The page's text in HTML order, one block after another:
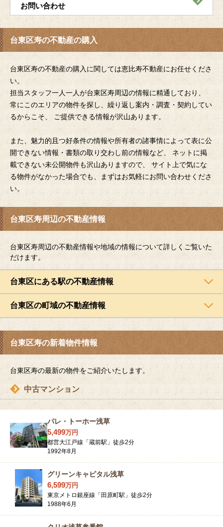
お問い合わせ
台東区寿の不動産の購入
台東区寿の不動産の購入に関しては恵比寿不動産にお任せくださ
い。
担当スタッフ一人一人が台東区寿周辺の情報に精通しており、
常にこのエリアの物件を探し、繰り返し案内・調査・契約してい
るからこそ、 ご提供できる情報が沢山あります。
また、魅力的且つ好条件の情報や所有者の諸事情によって表に公
開できない情報・書類の取り交わし前の情報など、 ネットに掲
載できない未公開物件も沢山ありますので、 サイト上で気にな
る物件がなかった場合でも、まずはお気軽にお問い合わせくださ
い。
台東区寿周辺の不動産情報
台東区寿周辺の不動産情報や地域の情報について詳しくご覧いた
だけます。
台東区にある駅の不動産情報
台東区の町域の不動産情報
台東区寿の新着物件情報
台東区寿の最新の物件をご紹介いたします。
中古マンション
パレ・トーホー浅草
5,499万円
都営大江戸線「蔵前駅」徒歩2分
1992年8月
グリーンキャピタル浅草
6,599万円
東京メトロ銀座線「田原町駅」徒歩2分
1988年6月